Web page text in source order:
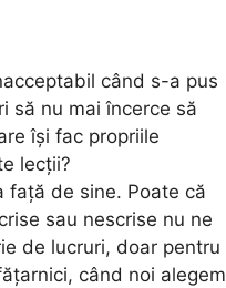
când s-a pus
să nu mai încerce să
își fac propriile
lecții?
de sine. Poate că
sau nescrise nu ne
de lucruri, doar pentru
când noi alegem